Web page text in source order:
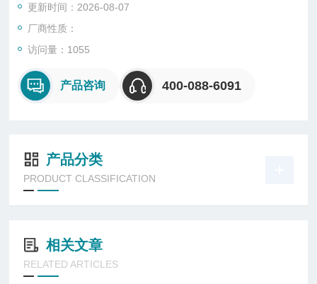
程中，受到环境应力的考验时而导致失效，造成不必要的损失，
对于提高产
更新时间：2026-08-07
厂商性质：
访问量：1055
产品咨询 400-088-6091
产品分类
PRODUCT CLASSIFICATION
相关文章
RELATED ARTICLES